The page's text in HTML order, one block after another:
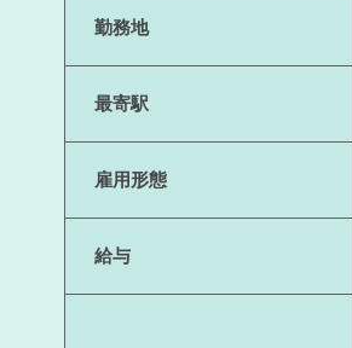
勤務地
最寄駅
雇用形態
給与